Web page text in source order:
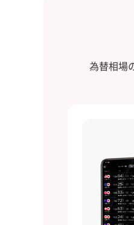
為替相場